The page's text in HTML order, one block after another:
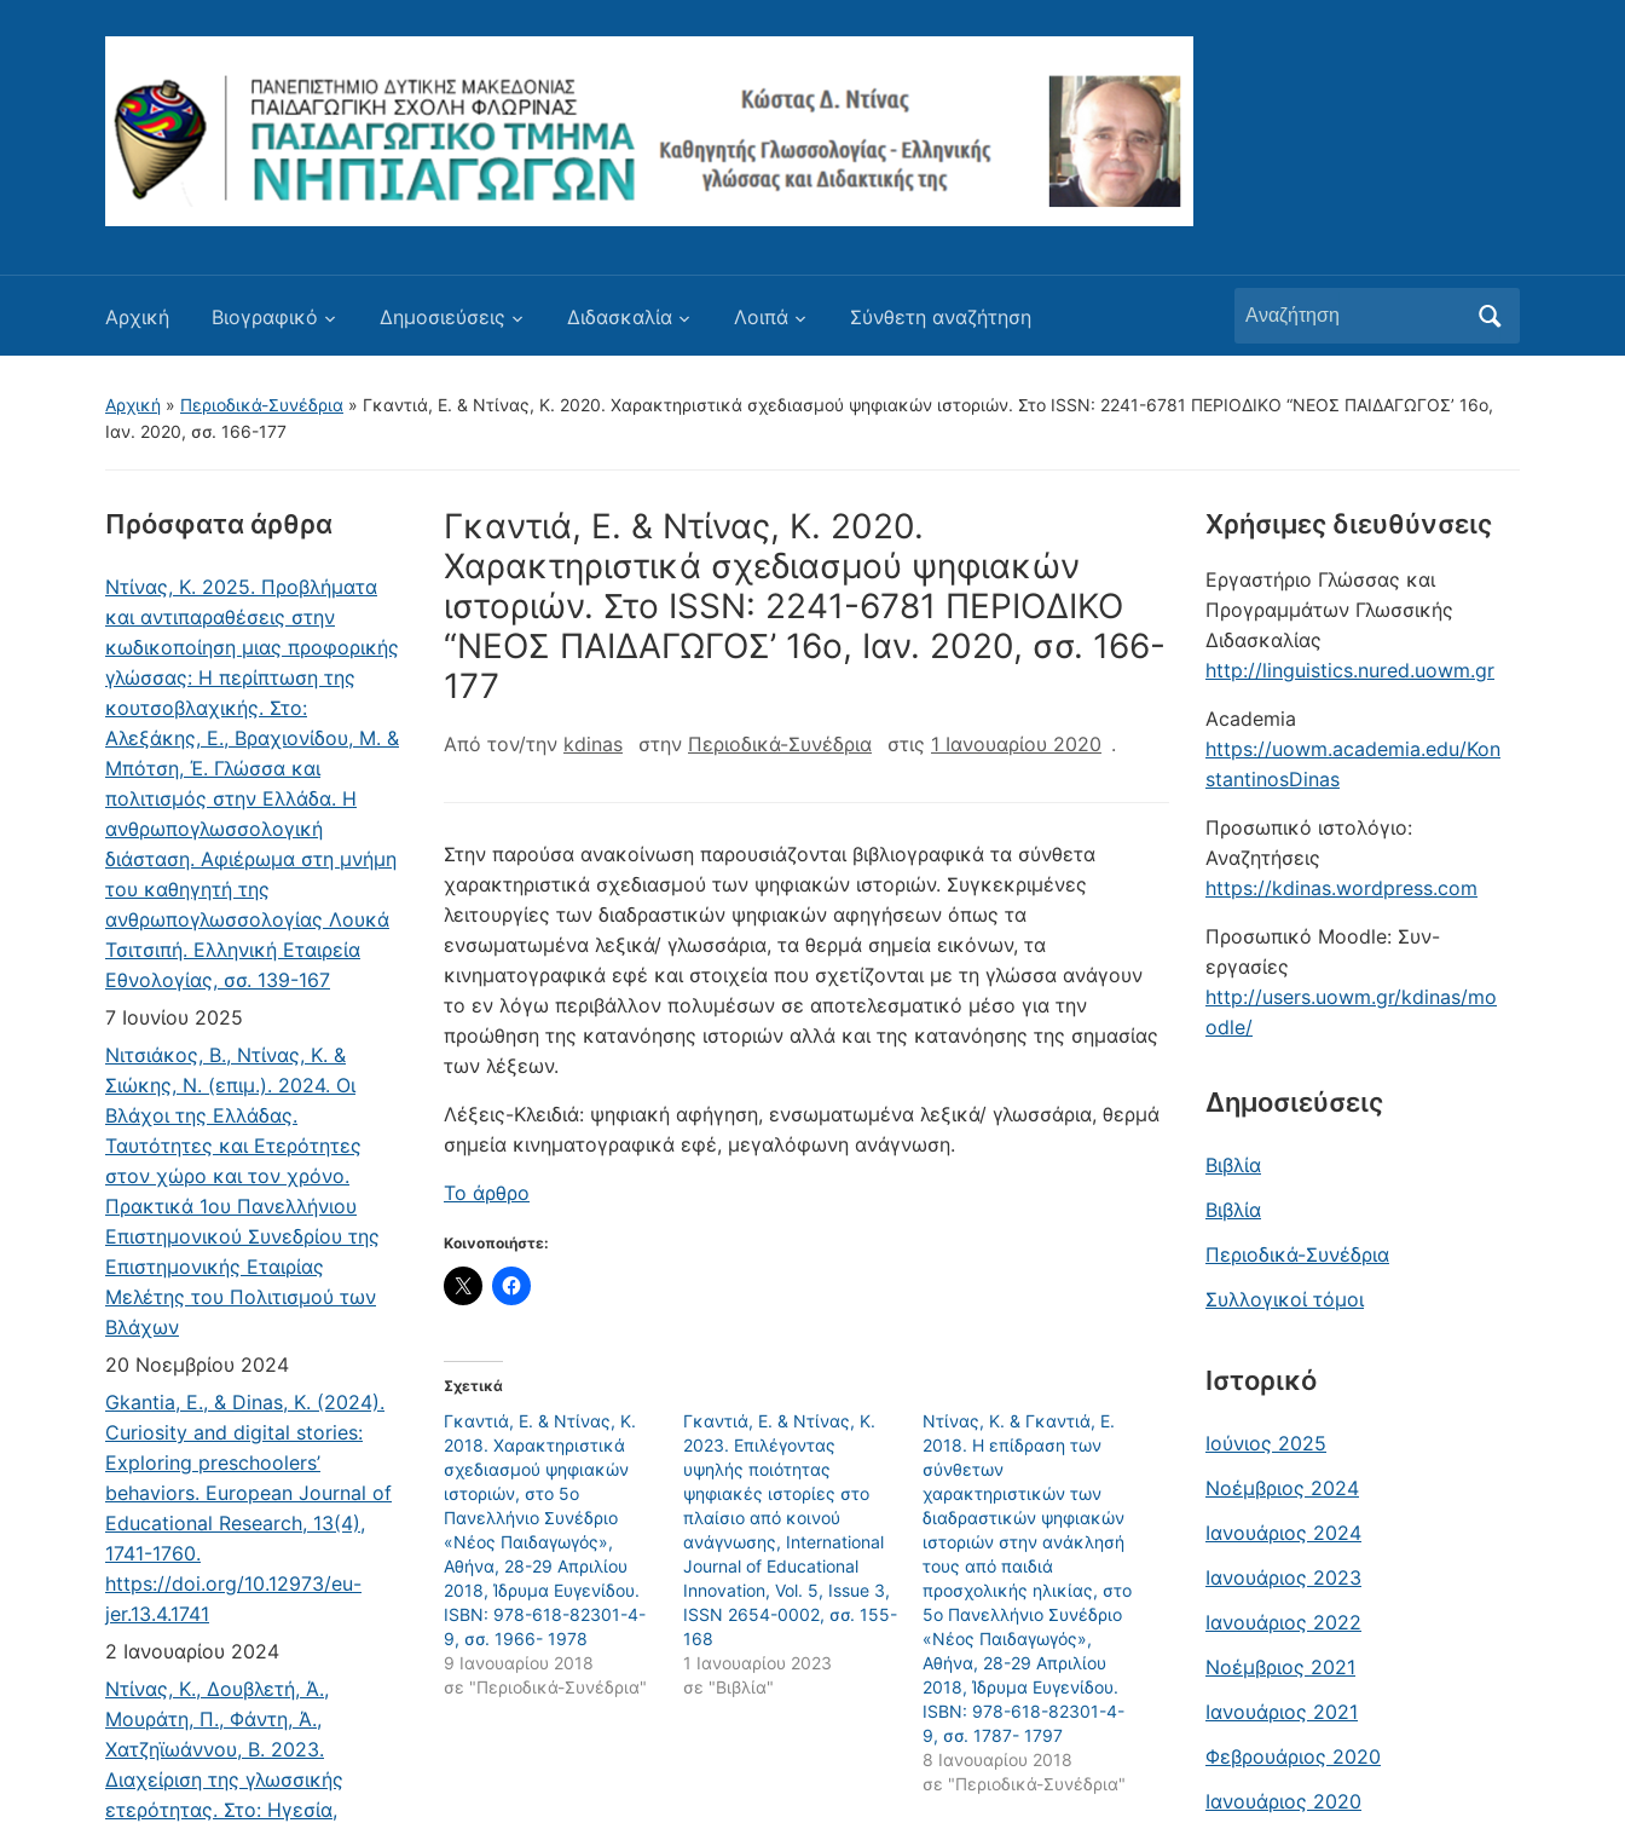
Αρχική Βιογραφικό Δημοσιεύσεις Διδασκαλία Λοιπά Σύνθετη αναζήτηση
Αναζήτηση
για:
Αρχική » Περιοδικά-Συνέδρια » Γκαντιά, Ε. & Ντίνας, Κ. 2020. Χαρακτηριστικά σχεδιασμού ψηφιακών ιστοριών. Στο ISSN: 2241-6781 ΠΕΡΙΟΔΙΚΟ “ΝΕΟΣ ΠΑΙΔΑΓΩΓΟΣ’ 16ο,
Ιαν. 2020, σσ. 166-177
Πρόσφατα άρθρα
Ντίνας, Κ. 2025. Προβλήματα
και αντιπαραθέσεις στην
κωδικοποίηση μιας προφορικής
γλώσσας: Η περίπτωση της
κουτσοβλαχικής. Στο:
Αλεξάκης, Ε., Βραχιονίδου, Μ. &
Μπότση, Έ. Γλώσσα και
πολιτισμός στην Ελλάδα. Η
ανθρωπογλωσσολογική
διάσταση. Αφιέρωμα στη μνήμη
του καθηγητή της
ανθρωπογλωσσολογίας Λουκά
Τσιτσιπή. Ελληνική Εταιρεία
Εθνολογίας, σσ. 139-167
7 Ιουνίου 2025
Νιτσιάκος, Β., Ντίνας, Κ. &
Σιώκης, Ν. (επιμ.). 2024. Οι
Βλάχοι της Ελλάδας.
Ταυτότητες και Ετερότητες
στον χώρο και τον χρόνο.
Πρακτικά 1ου Πανελλήνιου
Επιστημονικού Συνεδρίου της
Επιστημονικής Εταιρίας
Μελέτης του Πολιτισμού των
Βλάχων
20 Νοεμβρίου 2024
Gkantia, E., & Dinas, K. (2024).
Curiosity and digital stories:
Exploring preschoolers’
behaviors. European Journal of
Educational Research, 13(4),
1741-1760.
https://doi.org/10.12973/eu-
jer.13.4.1741
2 Ιανουαρίου 2024
Ντίνας, Κ., Δουβλετή, Ά.,
Μουράτη, Π., Φάντη, Ά.,
Χατζηϊωάννου, Β. 2023.
Διαχείριση της γλωσσικής
ετερότητας. Στο: Ηγεσία,
Γκαντιά, Ε. & Ντίνας, Κ. 2020.
Χαρακτηριστικά σχεδιασμού ψηφιακών
ιστοριών. Στο ISSN: 2241-6781 ΠΕΡΙΟΔΙΚΟ
“ΝΕΟΣ ΠΑΙΔΑΓΩΓΟΣ’ 16ο, Ιαν. 2020, σσ. 166-
177
Από τον/την kdinas στην Περιοδικά-Συνέδρια στις 1 Ιανουαρίου 2020 .
Στην παρούσα ανακοίνωση παρουσιάζονται βιβλιογραφικά τα σύνθετα
χαρακτηρι­στικά σχεδιασμού των ψηφιακών ιστοριών. Συγκεκριμένες
λειτουργίες των διαδραστικών ψηφιακών αφηγήσεων όπως τα
ενσωματωμένα λεξικά/ γλωσσάρια, τα θερμά ση­μεία εικόνων, τα
κινηματογραφικά εφέ και στοιχεία που σχετίζονται με τη γλώσσα α­νάγουν
το εν λόγω περιβάλλον πολυμέσων σε αποτελεσματικό μέσο για την
προώθηση της κατανόησης ιστοριών αλλά και της κατανόησης της σημασίας
των λέξεων.
Λέξεις-Κλειδιά: ψηφιακή αφήγηση, ενσωματωμένα λεξικά/ γλωσσάρια, θερμά
σημεία κινηματογραφικά εφέ, μεγαλόφωνη ανάγνωση.
Το άρθρο
Κοινοποιήστε:
Σχετικά
Γκαντιά, Ε. & Ντίνας, Κ.
2018. Χαρακτηριστικά
σχεδιασμού ψηφιακών
ιστοριών, στο 5ο
Πανελλήνιο Συνέδριο
«Νέος Παιδαγωγός»,
Αθήνα, 28-29 Απριλίου
2018, Ίδρυμα Ευγενίδου.
ISBN: 978-618-82301-4-
9, σσ. 1966- 1978
9 Ιανουαρίου 2018
σε "Περιοδικά-Συνέδρια"
Γκαντιά, Ε. & Ντίνας, Κ.
2023. Επιλέγοντας
υψηλής ποιότητας
ψηφιακές ιστορίες στο
πλαίσιο από κοινού
ανάγνωσης, International
Journal of Educational
Innovation, Vol. 5, Issue 3,
ISSN 2654-0002, σσ. 155-
168
1 Ιανουαρίου 2023
σε "Βιβλία"
Ντίνας, Κ. & Γκαντιά, Ε.
2018. Η επίδραση των
σύνθετων
χαρακτηριστικών των
διαδραστικών ψηφιακών
ιστοριών στην ανάκλησή
τους από παιδιά
προσχολικής ηλικίας, στο
5ο Πανελλήνιο Συνέδριο
«Νέος Παιδαγωγός»,
Αθήνα, 28-29 Απριλίου
2018, Ίδρυμα Ευγενίδου.
ISBN: 978-618-82301-4-
9, σσ. 1787- 1797
8 Ιανουαρίου 2018
σε "Περιοδικά-Συνέδρια"
Xρήσιμες διευθύνσεις
Εργαστήριο Γλώσσας και
Προγραμμάτων Γλωσσικής
Διδασκαλίας
http://linguistics.nured.uowm.gr
Academia
https://uowm.academia.edu/Kon
stantinosDinas
Προσωπικό ιστολόγιο:
Αναζητήσεις
https://kdinas.wordpress.com
Προσωπικό Moodle: Συν-
εργασίες
http://users.uowm.gr/kdinas/mo
odle/
Δημοσιεύσεις
Βιβλία
Βιβλία
Περιοδικά-Συνέδρια
Συλλογικοί τόμοι
Ιστορικό
Ιούνιος 2025
Νοέμβριος 2024
Ιανουάριος 2024
Ιανουάριος 2023
Ιανουάριος 2022
Νοέμβριος 2021
Ιανουάριος 2021
Φεβρουάριος 2020
Ιανουάριος 2020